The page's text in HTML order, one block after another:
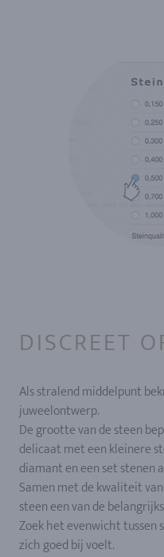
DISCREET
Als stralend middelpunt
juweelontwerp.
De grootte van de steen
delicaat met een kleinere
diamant en een set stenen
Samen met de kwaliteit
steen een van de
Zoek het evenwicht
zich goed bij voelt.